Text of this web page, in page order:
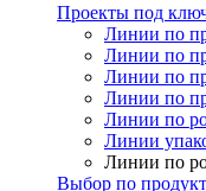
Проекты под
Линии по
Линии по
Линии по
Линии по
Линии по
Линии
Линии по
Выбор по